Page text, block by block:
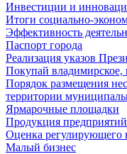
Инвестиции и
Итоги социально-
Эффективность
Паспорт города
Реализация указов
Покупай владимирское,
Порядок размещения
территории
Ярмарочные площадки
Продукция
Оценка регулирующего
Малый бизнес